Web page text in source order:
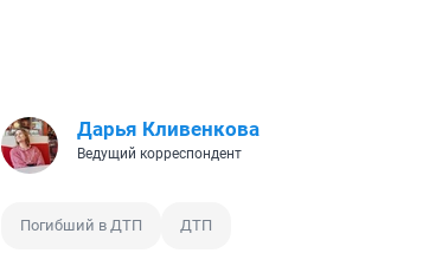
Дарья Кливенкова
Ведущий корреспондент
Погибший в ДТП ДТП